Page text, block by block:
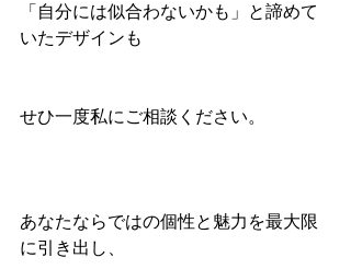
「自分には似合わないかも」と諦めて
いたデザインも
せひ一度私にご相談ください。
あなたならではの個性と魅力を最大限
に引き出し、